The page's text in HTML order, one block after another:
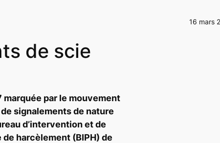
16 mars
de scie
marquée par le mouvement
signalements de nature
d’intervention et de
harcèlement (BIPH) de